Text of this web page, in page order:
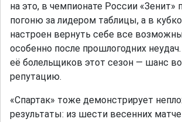
на это, в чемпионате России «Зенит»
погоню за лидером таблицы, а в
настроен вернуть себе все
особенно после прошлогодних
её болельщиков этот сезон — шанс
репутацию.
«Спартак» тоже демонстрирует
результаты: из шести весенних